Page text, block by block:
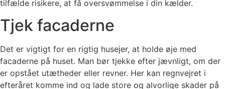
tilfælde risikere, at få oversvømmelse i din kælder.
Tjek facaderne
Det er vigtigt for en rigtig husejer, at holde øje med
facaderne på huset. Man bør tjekke efter jævnligt, om der
er opstået utætheder eller revner. Her kan regnvejret i
efteråret komme ind og lade store og alvorlige skader på